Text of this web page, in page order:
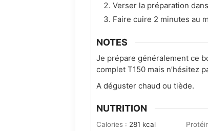
Verser la préparation
Faire cuire 2 minutes au
NOTES
Je prépare généralement ce
complet T150 mais n’hésitez
A déguster chaud ou tiède.
NUTRITION
Calories : 281 kcal